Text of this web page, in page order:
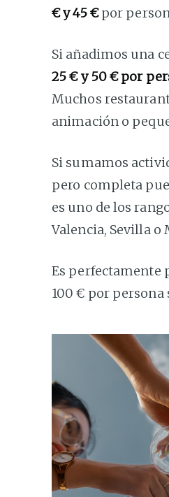
€ y 45 €por
Si añadimos una
25 € y 50 € por
Muchos
animación o
Si sumamos
pero completa
es uno de los
Valencia, Sevilla o
Es perfectamente
100 € por persona